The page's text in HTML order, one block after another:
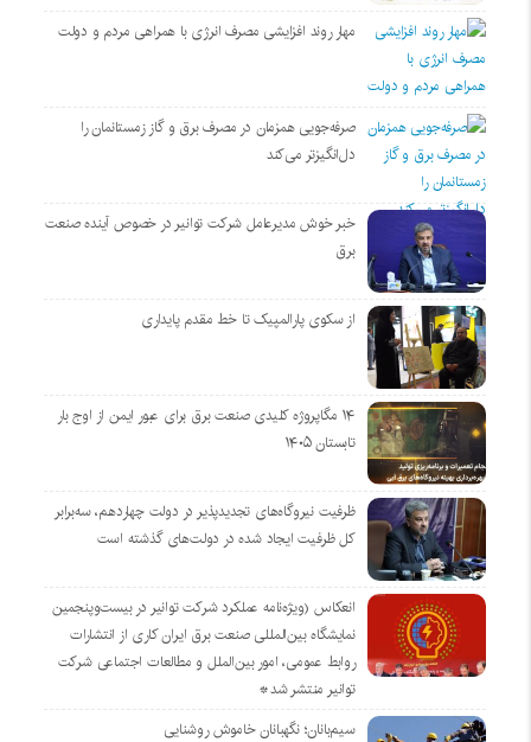
مهار روند افزایشی مصرف انرژی با همراهی مردم و دولت
صرفه‌جویی همزمان در مصرف برق و گاز زمستانمان را
دل‌انگیزتر می‌کند
خبر خوش مدیرعامل شرکت توانیر در خصوص آینده صنعت
برق
از سکوی پارالمپیک تا خط مقدم پایداری
۱۴ مگاپروژه‌ کلیدی صنعت برق برای عبور ایمن از اوج بار
تابستان ۱۴۰۵
ظرفیت نیروگاه‌های تجدیدپذیر در دولت چهاردهم، سه‌برابر
کل ظرفیت ایجاد شده در دولت‌های گذشته است
انعکاس (ویژه‌نامه عملکرد شرکت توانیر در بیست‌وپنجمین
نمایشگاه بین‌المللی صنعت برق ایران کاری از انتشارات
روابط عمومی، امور بین‌الملل و مطالعات اجتماعی شرکت
توانیر منتشر شد*
سیم‌بانان؛ نگهبانان خاموش روشنایی